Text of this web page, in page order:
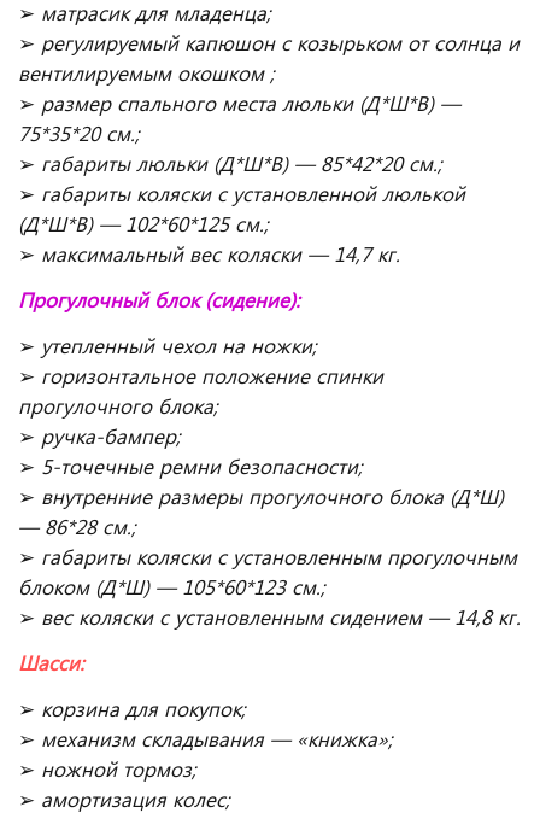
➢ матрасик для младенца;
➢ регулируемый капюшон с козырьком от солнца и
вентилируемым окошком ;
➢ размер спального места люльки (Д*Ш*В) —
75*35*20 см.;
➢ габариты люльки (Д*Ш*В) — 85*42*20 см.;
➢ габариты коляски с установленной люлькой
(Д*Ш*В) — 102*60*125 см.;
➢ максимальный вес коляски — 14,7 кг.
Прогулочный блок (сидение):
➢ утепленный чехол на ножки;
➢ горизонтальное положение спинки
прогулочного блока;
➢ ручка-бампер;
➢ 5-точечные ремни безопасности;
➢ внутренние размеры прогулочного блока (Д*Ш)
— 86*28 см.;
➢ габариты коляски с установленным прогулочным
блоком (Д*Ш) — 105*60*123 см.;
➢ вес коляски с установленным сидением — 14,8 кг.
Шасси:
➢ корзина для покупок;
➢ механизм складывания — «книжка»;
➢ ножной тормоз;
➢ амортизация колес;